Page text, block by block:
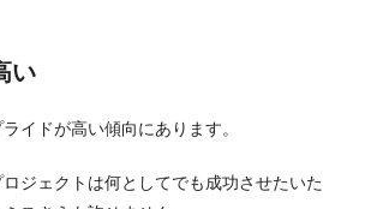
い
イドが高い傾向にあります。
ジェクトは何としてでも成功させたいた